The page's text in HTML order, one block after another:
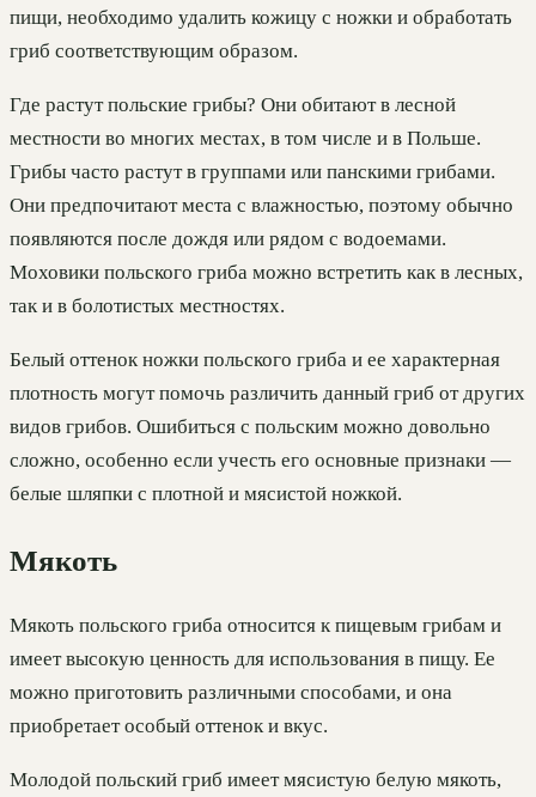
пищи, необходимо удалить кожицу с ножки и обработать
гриб соответствующим образом.
Где растут польские грибы? Они обитают в лесной
местности во многих местах, в том числе и в Польше.
Грибы часто растут в группами или панскими грибами.
Они предпочитают места с влажностью, поэтому обычно
появляются после дождя или рядом с водоемами.
Моховики польского гриба можно встретить как в лесных,
так и в болотистых местностях.
Белый оттенок ножки польского гриба и ее характерная
плотность могут помочь различить данный гриб от других
видов грибов. Ошибиться с польским можно довольно
сложно, особенно если учесть его основные признаки —
белые шляпки с плотной и мясистой ножкой.
Мякоть
Мякоть польского гриба относится к пищевым грибам и
имеет высокую ценность для использования в пищу. Ее
можно приготовить различными способами, и она
приобретает особый оттенок и вкус.
Молодой польский гриб имеет мясистую белую мякоть,